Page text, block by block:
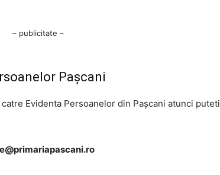
– publicitate –
Pașcani
Evidenta Persoanelor din Pașcani atunci puteti